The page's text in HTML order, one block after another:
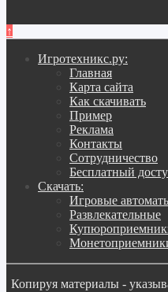
↑
Игротехникс.ру:
Главная
Карта сайта
Как скачивать
Пример
Реклама
Контакты
Сотрудничество
Бесплатный
Скачать:
Игровые
Развлекательные
Копируя материалы -